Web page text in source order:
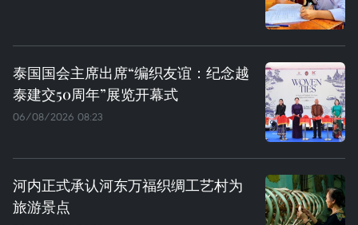
泰国国会主席出席“编织友谊：纪念越
泰建交50周年”展览开幕式
06/08/2026 08:23
河内正式承认河东万福织绸工艺村为
旅游景点